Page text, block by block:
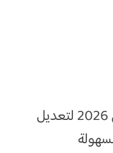
أفضل أدوات PDF مجانية في 2026 لتعديل